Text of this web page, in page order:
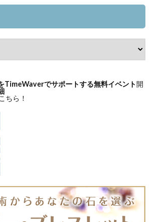
TimeWaverでサポートする無料イベント開
ちら！